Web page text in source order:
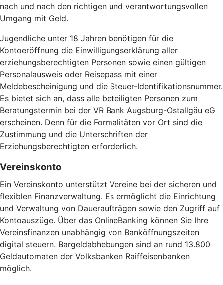
nach und nach den richtigen und verantwortungsvollen
Umgang mit Geld.
Jugendliche unter 18 Jahren benötigen für die
Kontoeröffnung die Einwilligungserklärung aller
erziehungsberechtigten Personen sowie einen gültigen
Personalausweis oder Reisepass mit einer
Meldebescheinigung und die Steuer-Identifikationsnummer.
Es bietet sich an, dass alle beteiligten Personen zum
Beratungstermin bei der VR Bank Augsburg-Ostallgäu eG
erscheinen. Denn für die Formalitäten vor Ort sind die
Zustimmung und die Unterschriften der
Erziehungsberechtigten erforderlich.
Vereinskonto
Ein Vereinskonto unterstützt Vereine bei der sicheren und
flexiblen Finanzverwaltung. Es ermöglicht die Einrichtung
und Verwaltung von Daueraufträgen sowie den Zugriff auf
Kontoauszüge. Über das OnlineBanking können Sie Ihre
Vereinsfinanzen unabhängig von Banköffnungszeiten
digital steuern. Bargeldabhebungen sind an rund 13.800
Geldautomaten der Volksbanken Raiffeisenbanken
möglich.